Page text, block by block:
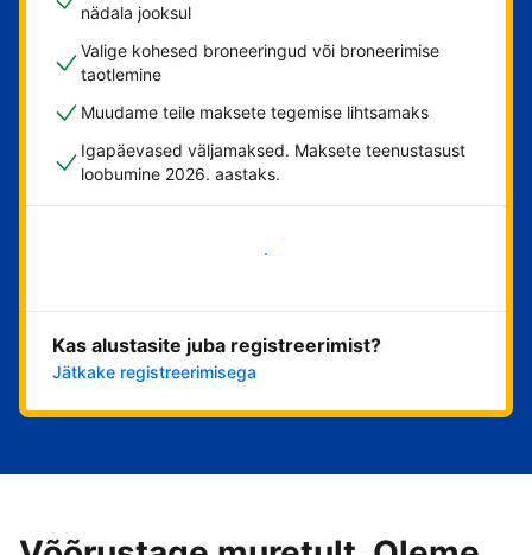
nädala jooksul
Valige kohesed broneeringud või broneerimise
taotlemine
Muudame teile maksete tegemise lihtsamaks
Igapäevased väljamaksed. Maksete teenustasust
loobumine 2026. aastaks.
Alusta kohe
Kas alustasite juba registreerimist?
Jätkake registreerimisega